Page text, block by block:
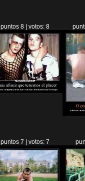
puntos 8 | votos: 8
puntos 7 | votos: 7